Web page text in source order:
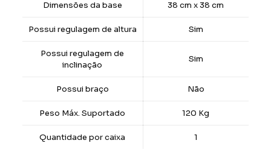
Dimensões da base 38 cm x 38 cm
Possui regulagem de altura Sim
Possui regulagem de
inclinação
Sim
Possui braço Não
Peso Máx. Suportado 120 Kg
Quantidade por caixa 1